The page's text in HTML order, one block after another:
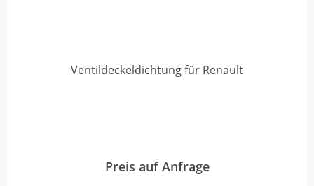
Ventildeckeldichtung für Renault
Preis auf Anfrage